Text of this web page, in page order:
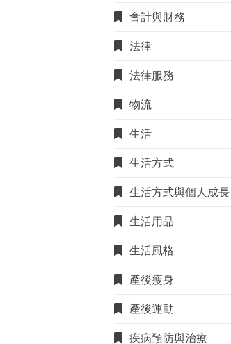
會計與財務
法律
法律服務
物流
生活
生活方式
生活方式與個人成長
生活用品
生活風格
產後瘦身
產後運動
疾病預防與治療